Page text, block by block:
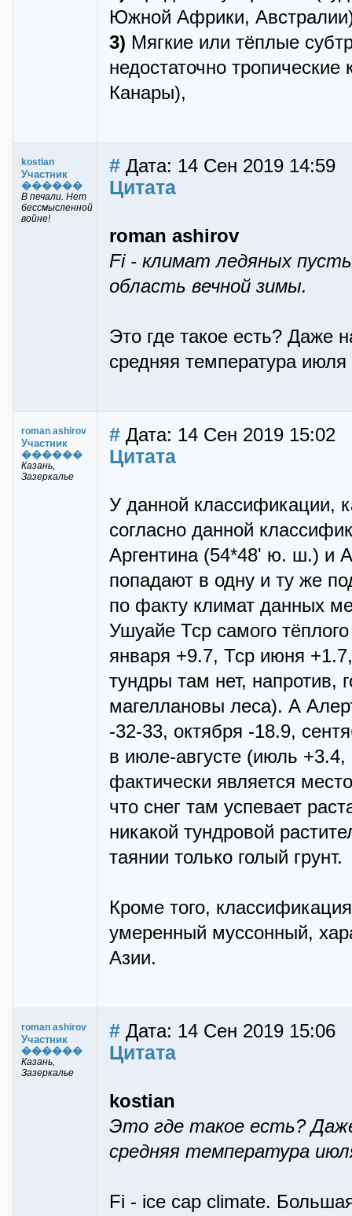
Южной Африки,
3) Мягкие или тёплые
недостаточно
Канары),
kostian
Участник
������
В печали. Нет
бессмысленной
войне!
# Дата: 14 Сен 2019 14:59
Цитата
roman ashirov
Fi - климат ледяных
область вечной зимы.
Это где такое есть? Даже
средняя температура
roman ashirov
Участник
������
Казань,
Зазеркалье
# Дата: 14 Сен 2019 15:02
Цитата
У данной классификации,
согласно данной
Аргентина (54*48' ю. ш.) и
попадают в одну и ту же
по факту климат данных
Ушуайе Тср самого
января +9.7, Тср июня
тундры там нет, напротив,
магеллановы леса). А
-32-33, октября -18.9,
в июле-августе (июль
фактически является
что снег там успевает
никакой тундровой
таянии только голый грунт.
Кроме того,
умеренный муссонный,
Азии.
roman ashirov
Участник
������
Казань,
Зазеркалье
# Дата: 14 Сен 2019 15:06
Цитата
kostian
Это где такое есть?
средняя температура
Fi - ice cap climate.